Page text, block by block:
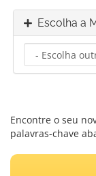
Escolha a
Encontre o seu
palavras-chave